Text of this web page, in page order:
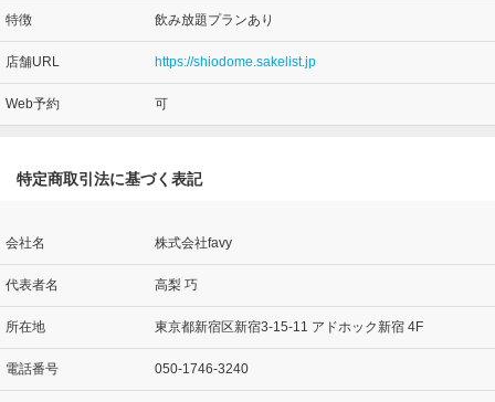
特徴 飲み放題プランあり
店舗URL https://shiodome.sakelist.jp
Web予約 可
特定商取引法に基づく表記
会社名 株式会社favy
代表者名 高梨 巧
所在地 東京都新宿区新宿3-15-11 アドホック新宿 4F
電話番号 050-1746-3240